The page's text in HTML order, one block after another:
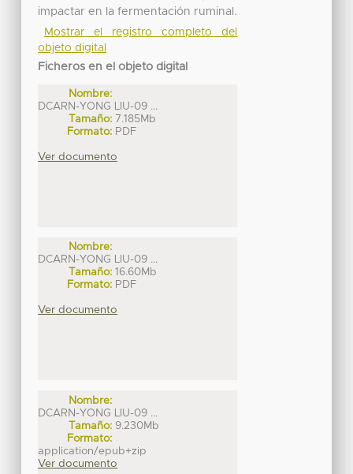
impactar en la fermentación ruminal.
Mostrar el registro completo del
objeto digital
Ficheros en el objeto digital
Nombre:
DCARN-YONG LIU-09 ...
Tamaño: 7.185Mb
Formato: PDF
Ver documento
Nombre:
DCARN-YONG LIU-09 ...
Tamaño: 16.60Mb
Formato: PDF
Ver documento
Nombre:
DCARN-YONG LIU-09 ...
Tamaño: 9.230Mb
Formato:
application/epub+zip
Ver documento